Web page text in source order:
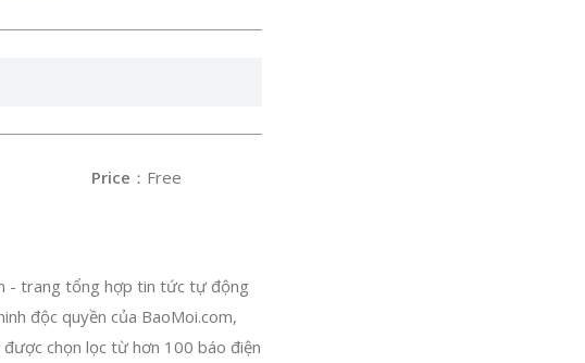
24h Price ：Free
- trang tổng hợp tin tức tự động
độc quyền của BaoMoi.com,
chọn lọc từ hơn 100 báo điện